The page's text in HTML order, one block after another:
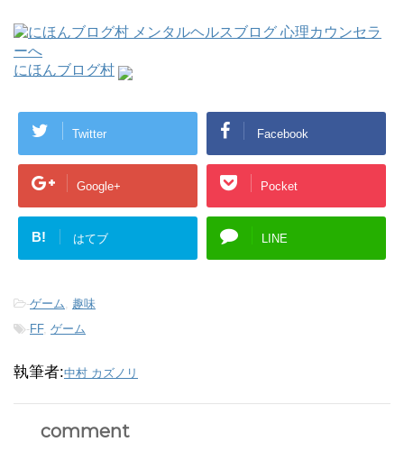
にほんブログ村
Twitter Facebook
Google+ Pocket
B! はてブ LINE
-ゲーム, 趣味
-FF, ゲーム
執筆者:中村 カズノリ
comment